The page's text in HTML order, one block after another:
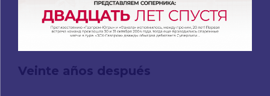
Veinte años después